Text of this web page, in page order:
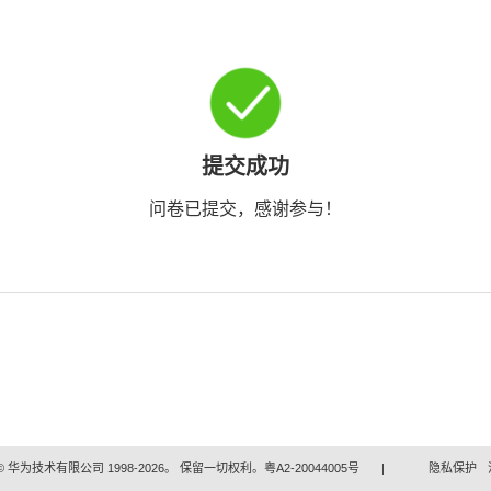
提交成功
问卷已提交，感谢参与！
华为技术有限公司 1998-2026。 保留一切权利。粤A2-20044005号 | 隐私保护